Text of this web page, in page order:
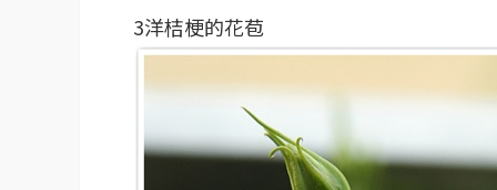
3洋桔梗的花苞